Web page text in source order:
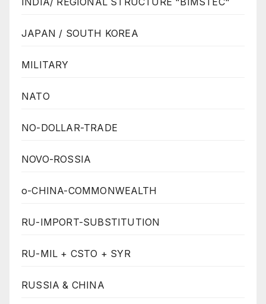
JAPAN / SOUTH KOREA
MILITARY
NATO
NO-DOLLAR-TRADE
NOVO-ROSSIA
o-CHINA-COMMONWEALTH
RU-IMPORT-SUBSTITUTION
RU-MIL + CSTO + SYR
RUSSIA & CHINA